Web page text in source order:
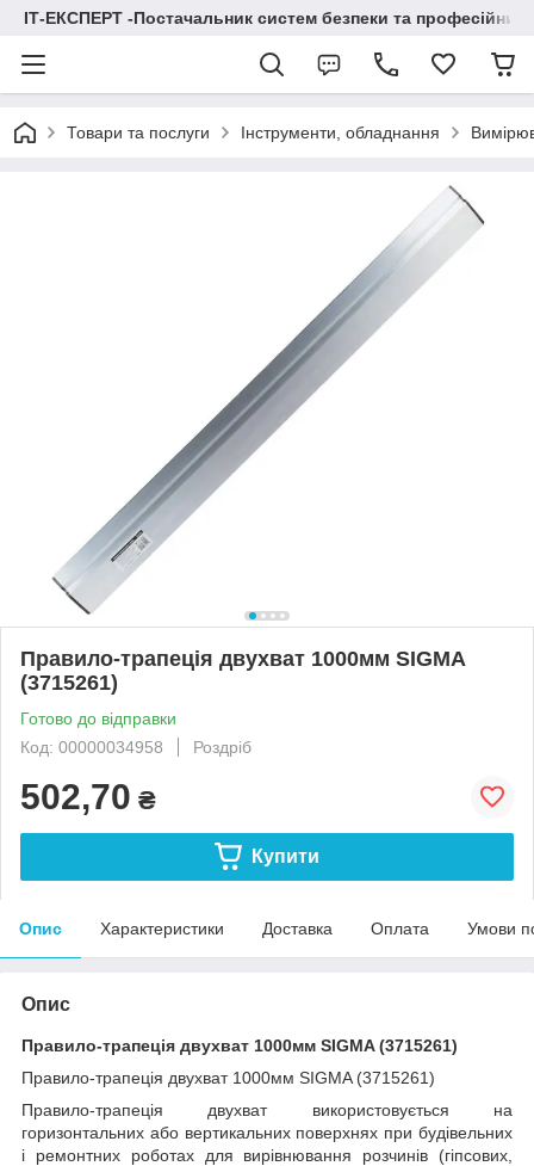
ІТ-ЕКСПЕРТ -Постачальник систем безпеки та професійних
Товари та послуги Інструменти, обладнання
Правило-трапеція двухват 1000мм SIGMA
(3715261)
Готово до відправки
Код: 00000034958
Роздріб
502,70 ₴
Купити
Опис Характеристики Доставка Оплата Умови
Опис
Правило-трапеція двухват 1000мм SIGMA (3715261)
Правило-трапеція двухват 1000мм SIGMA (3715261)
Правило-трапеція двухват використовується на
горизонтальних або вертикальних поверхнях при будівельних
і ремонтних роботах для вирівнювання розчинів (гіпсових,